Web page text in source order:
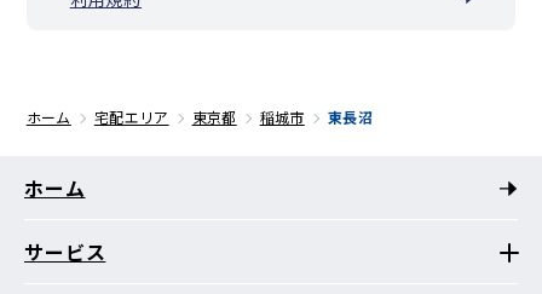
ホーム 宅配エリア 東京都 稲城市 東長沼
ホーム
サービス